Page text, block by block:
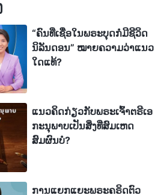
ເຈົ້າຄືການທໍລະຍົດພຣະເຈົ້າ
ນ່ນອນ. ແຕ່ຄົນສ່ວນໃຫຍ່ໃນລັດທິ
ບອົງພຣະເຢຊູເຈົ້າ ໂດຍເວົ້າວ່າ
ໂຮວາ ແລະ ພວກເຂົາເຖິງກັບ
ງໄມ້ກາງແຂນ. ເປັນຫຍັງຈຶ່ງເປັນ
ພວກເຂົາບໍ່ຮູ້ວ່າອົງພຣະເຢຊູເຈົ້າຄື
ຣະເຈົ້າເຢໂຮວາປາກົດຕົວ ແລະ
ງ. ນາມຂອງພຣະອົງມີຄວາມ
ຊູເຈົ້າ ແລະ ພຣະເຢໂຮວາຄື
, ພຣະເຈົ້າອົງດຽວກັນ. ມີ
“ຄົນທີ່ເຊື່ອໃນພຣະບຸດກໍມີຊີວິດ
ນິລັນດອນ” ໝາຍຄວາມວ່າແນວ
ໃດແທ້?
ແນວຄິດກ່ຽວກັບພຣະເຈົ້າຕຣີເອ
ກະນຸພາບເປັນສິ່ງທີ່ສົມເຫດ
ສົມຜົນບໍ?
ການແຍກແຍະພຣະຄຣິດຕົວ